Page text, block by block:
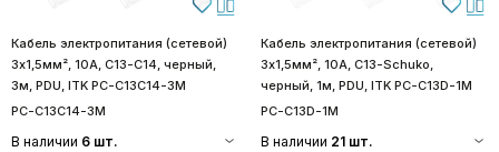
Кабель электропитания (сетевой)
3х1,5мм², 10А, C13-C14, черный,
3м, PDU, ITK PC-C13C14-3M
PC-C13C14-3M
В наличии 6 шт.
Кабель электропитания (сетевой)
3х1,5мм², 10А, C13-Schuko,
черный, 1м, PDU, ITK PC-C13D-1M
PC-C13D-1M
В наличии 21 шт.